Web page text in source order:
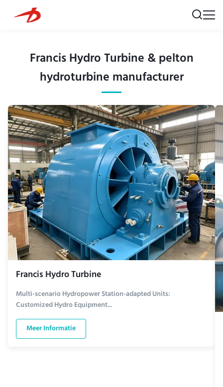
Francis Hydro Turbine & pelton
hydroturbine manufacturer
Francis Hydro Turbine
Multi-scenario Hydropower Station-adapted Units:
Customized Hydro Equipment...
Meer Informatie